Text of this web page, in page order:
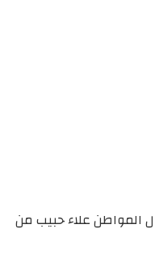
المواطن علاء حبيب من